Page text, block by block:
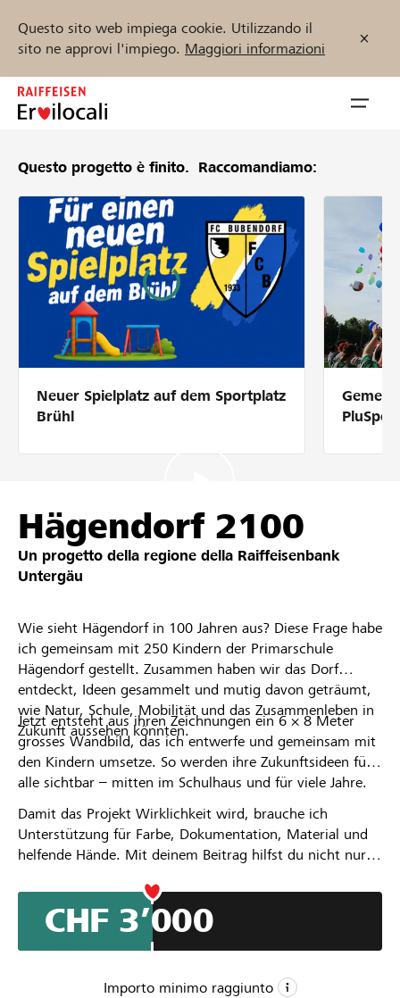
Questo sito web impiega cookie. Utilizzando il
sito ne approvi l'impiego. Maggiori informazioni
Zum
Inhalt
Sostenere
Aiuto & supporto
Partner / Banche Raiffeisen
Collegarsi
Registrazione
Trova progetti e organizzazioni
DE FR IT
Questo progetto è finito. Raccomandiamo:
Neuer Spielplatz auf dem Sportplatz
Brühl
Hägendorf 2100
Un progetto della regione della Raiffeisenbank
Untergäu
Wie sieht Hägendorf in 100 Jahren aus? Diese Frage habe
ich gemeinsam mit 250 Kindern der Primarschule
Hägendorf gestellt. Zusammen haben wir das Dorf
entdeckt, Ideen gesammelt und mutig davon geträumt,
wie Natur, Schule, Mobilität und das Zusammenleben in
Zukunft aussehen könnten.
Jetzt entsteht aus ihren Zeichnungen ein 6 × 8 Meter
grosses Wandbild, das ich entwerfe und gemeinsam mit
den Kindern umsetze. So werden ihre Zukunftsideen für
alle sichtbar – mitten im Schulhaus und für viele Jahre.
Damit das Projekt Wirklichkeit wird, brauche ich
Unterstützung für Farbe, Dokumentation, Material und
helfende Hände. Mit deinem Beitrag hilfst du nicht nur
Visionen einer ganzen Generation einen Platz in der
Öffentlichkeit.
CHF 3’000
Importo minimo raggiunto